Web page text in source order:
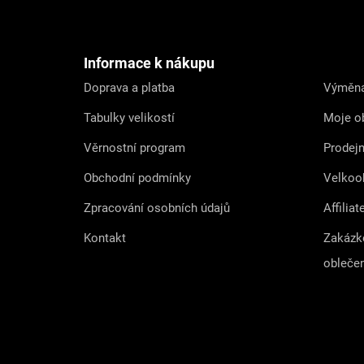
Informace k nákupu
Doprava a platba
Tabulky velikostí
Věrnostní program
Obchodní podmínky
Zpracování osobních údajů
Kontakt
Moje